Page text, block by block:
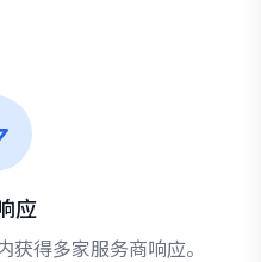
应
得多家服务商响应。